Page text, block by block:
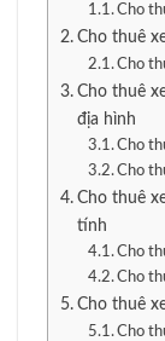
Cho
Cho thuê
Cho
Cho thuê
địa hình
Cho
Cho
Cho thuê
tính
Cho
Cho
Cho thuê
Cho